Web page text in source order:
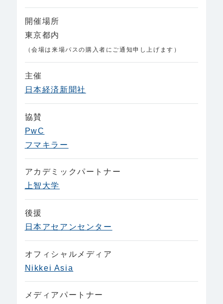
開催場所
東京都内
（会場は来場パスの購入者にご通知申し上げます）
主催
日本経済新聞社
協賛
PwC
フマキラー
アカデミックパートナー
上智大学
後援
日本アセアンセンター
オフィシャルメディア
Nikkei Asia
メディアパートナー